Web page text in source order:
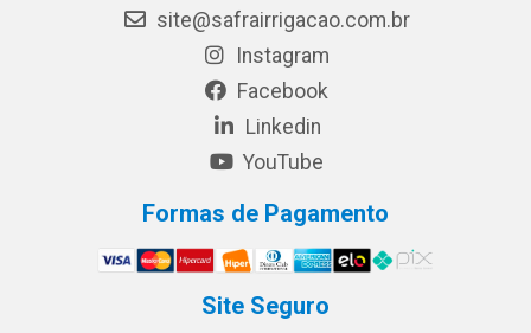
site@safrairrigacao.com.br
Instagram
Facebook
Linkedin
YouTube
Formas de Pagamento
Site Seguro